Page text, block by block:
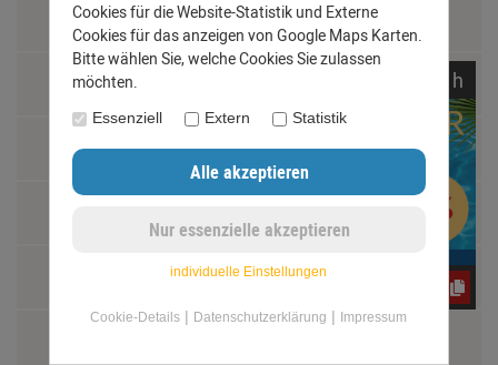
Schäden und Reklamationen
Materialkunde
Jobs
h
Cookies für die Website-Statistik und Externe
Cookies für das anzeigen von Google Maps Karten.
Bitte wählen Sie, welche Cookies Sie zulassen
möchten.
Essenziell Extern Statistik
individuelle Einstellungen
Cookie-Details | Datenschutzerklärung | Impressum